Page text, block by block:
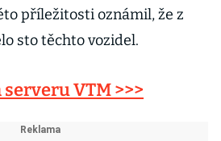
příležitosti oznámil, že z
sto těchto vozidel.
VTM >>>